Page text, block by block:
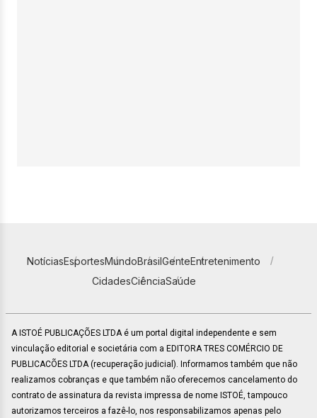
NotíciasEsportesMundoBrasilGenteEntretenimento
CidadesCiênciaSaúde
A ISTOÉ PUBLICAÇÕES LTDA é um portal digital independente e sem
vinculação editorial e societária com a EDITORA TRES COMÉRCIO DE
PUBLICACÕES LTDA (recuperação judicial). Informamos também que não
realizamos cobranças e que também não oferecemos cancelamento do
contrato de assinatura da revista impressa de nome ISTOÉ, tampouco
autorizamos terceiros a fazê-lo, nos responsabilizamos apenas pelo